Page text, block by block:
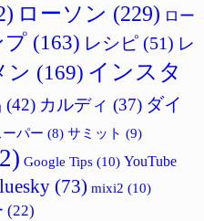
ローソン (229) ロー
プ (163) レシピ (51) レ
ン (169) インスタ
(42) カルディ (37) ダイ
パー (8) サミット (9)
Google Tips (10) YouTube
(73) mixi2 (10)
(22)